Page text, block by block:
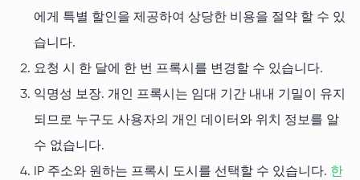
에게 특별 할인을 제공하여 상당한 비용을 절약 할 수 있
습니다.
요청 시 한 달에 한 번 프록시를 변경할 수 있습니다.
익명성 보장. 개인 프록시는 임대 기간 내내 기밀이 유지
되므로 누구도 사용자의 개인 데이터와 위치 정보를 알
수 없습니다.
IP 주소와 원하는 프록시 도시를 선택할 수 있습니다. 한